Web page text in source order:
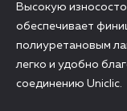
Высокую
обеспечивает
полиуретановым
легко и удобно
соединению Uniclic.